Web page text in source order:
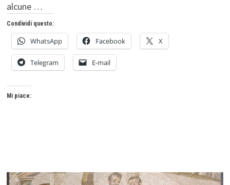
alcune …
Condividi questo:
WhatsApp Facebook X
Telegram E-mail
Mi piace: